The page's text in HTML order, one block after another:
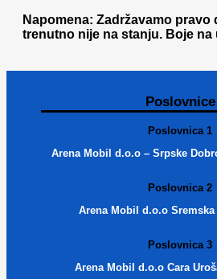
Napomena: Zadržavamo pravo
trenutno nije na stanju. Boje na
Poslovnice
Poslovnica 1
Arena Mobil d.o.o – Srpske
Poslovnica 2
Arena Mobil d.o.o Sremska
Poslovnica 3
Arena Mobil d.o.o Cara